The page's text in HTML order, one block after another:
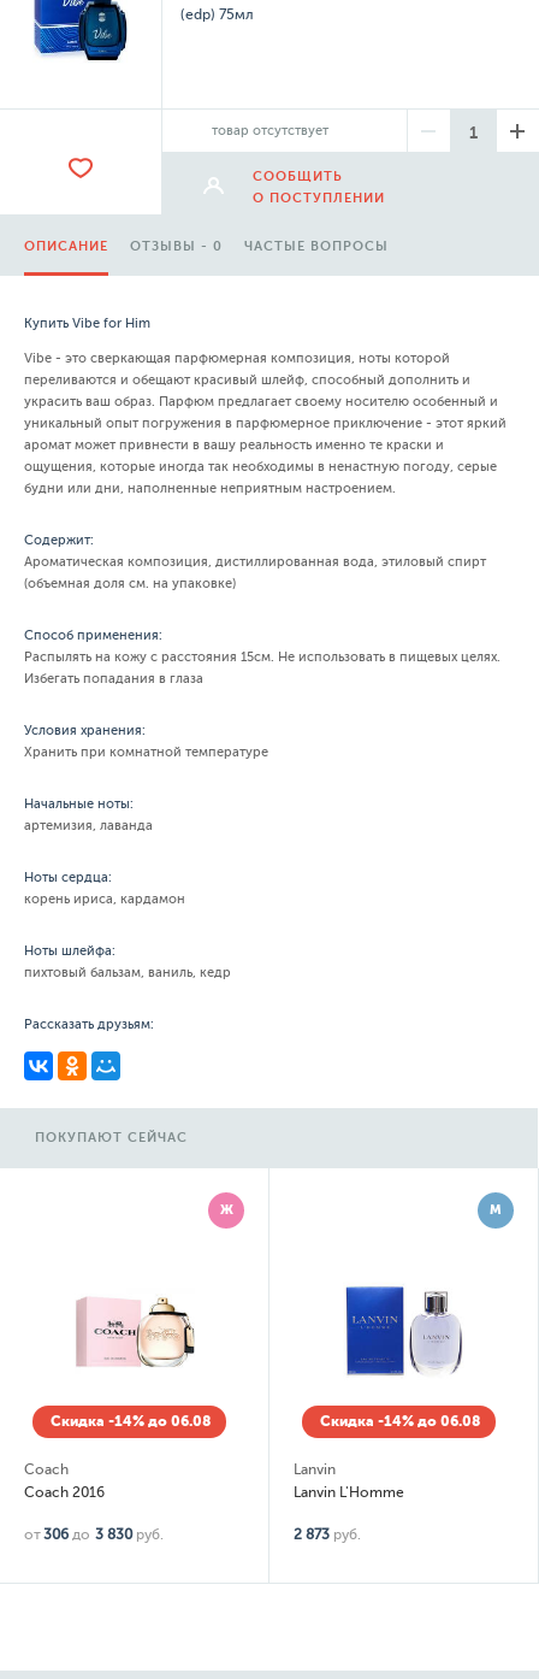
(edp) 75мл
товар отсутствует
СООБЩИТЬ
О ПОСТУПЛЕНИИ
ОПИСАНИЕ ОТЗЫВЫ - 0 ЧАСТЫЕ ВОПРОСЫ
Купить Vibe for Him
Vibe - это сверкающая парфюмерная композиция, ноты которой
переливаются и обещают красивый шлейф, способный дополнить и
украсить ваш образ. Парфюм предлагает своему носителю особенный и
уникальный опыт погружения в парфюмерное приключение - этот яркий
аромат может привнести в вашу реальность именно те краски и
ощущения, которые иногда так необходимы в ненастную погоду, серые
будни или дни, наполненные неприятным настроением.
Содержит:
Ароматическая композиция, дистиллированная вода, этиловый спирт
(объемная доля см. на упаковке)
Способ применения:
Распылять на кожу с расстояния 15см. Не использовать в пищевых целях.
Избегать попадания в глаза
Условия хранения:
Хранить при комнатной температуре
Начальные ноты:
артемизия, лаванда
Ноты сердца:
корень ириса, кардамон
Ноты шлейфа:
пихтовый бальзам, ваниль, кедр
Рассказать друзьям:
ПОКУПАЮТ СЕЙЧАС
Ж
Скидка -14% до 06.08
Coach
Coach 2016
от306 до 3 830 руб.
М
Скидка -14% до 06.08
Lanvin
Lanvin L'Homme
2 873 руб.